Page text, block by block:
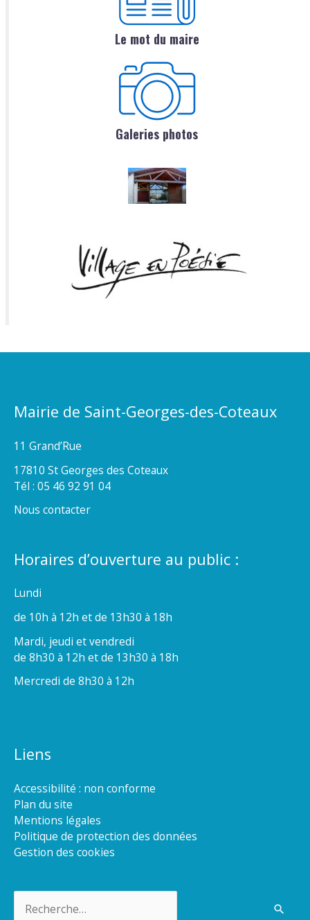
Le mot du maire
Galeries photos
Mairie de Saint-Georges-des-Coteaux
11 Grand’Rue
17810 St Georges des Coteaux
Tél : 05 46 92 91 04
Nous contacter
Horaires d’ouverture au public :
Lundi
de 10h à 12h et de 13h30 à 18h
Mardi, jeudi et vendredi
de 8h30 à 12h et de 13h30 à 18h
Mercredi de 8h30 à 12h
Liens
Accessibilité : non conforme
Plan du site
Mentions légales
Politique de protection des données
Gestion des cookies